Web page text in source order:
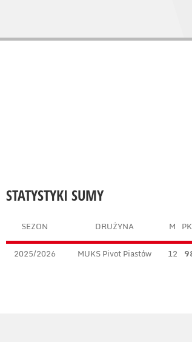
STATYSTYKI SUMY
SEZON DRUŻYNA M
2025/2026 MUKS Pivot Piastów 12